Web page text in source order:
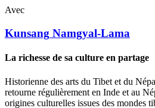
Avec
Kunsang Namgyal-Lama
La richesse de sa culture en partage
Historienne des arts du Tibet et du
retourne régulièrement en Inde et au
origines culturelles issues des mondes